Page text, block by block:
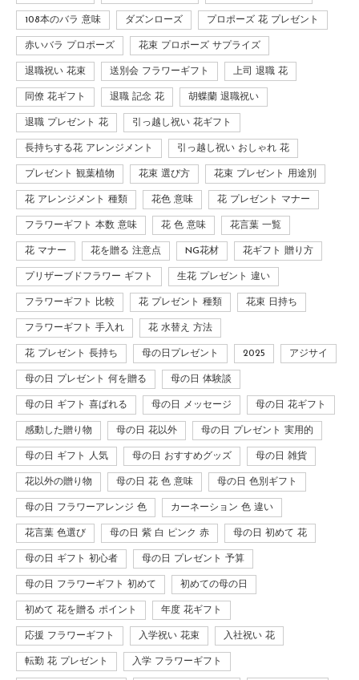
108本のバラ 意味 ダズンローズ プロポーズ 花 プレゼント
赤いバラ プロポーズ 花束 プロポーズ サプライズ
退職祝い 花束 送別会 フラワーギフト 上司 退職 花
同僚 花ギフト 退職 記念 花 胡蝶蘭 退職祝い
退職 プレゼント 花 引っ越し祝い 花ギフト
長持ちする花 アレンジメント 引っ越し祝い おしゃれ 花
プレゼント 観葉植物 花束 選び方 花束 プレゼント 用途別
花 アレンジメント 種類 花色 意味 花 プレゼント マナー
フラワーギフト 本数 意味 花 色 意味 花言葉 一覧
花 マナー 花を贈る 注意点 NG花材 花ギフト 贈り方
プリザーブドフラワー ギフト 生花 プレゼント 違い
フラワーギフト 比較 花 プレゼント 種類 花束 日持ち
フラワーギフト 手入れ 花 水替え 方法
花 プレゼント 長持ち 母の日プレゼント 2025 アジサイ
母の日 プレゼント 何を贈る 母の日 体験談
母の日 ギフト 喜ばれる 母の日 メッセージ 母の日 花ギフト
感動した贈り物 母の日 花以外 母の日 プレゼント 実用的
母の日 ギフト 人気 母の日 おすすめグッズ 母の日 雑貨
花以外の贈り物 母の日 花 色 意味 母の日 色別ギフト
母の日 フラワーアレンジ 色 カーネーション 色 違い
花言葉 色選び 母の日 紫 白 ピンク 赤 母の日 初めて 花
母の日 ギフト 初心者 母の日 プレゼント 予算
母の日 フラワーギフト 初めて 初めての母の日
初めて 花を贈る ポイント 年度 花ギフト
応援 フラワーギフト 入学祝い 花束 入社祝い 花
転勤 花 プレゼント 入学 フラワーギフト